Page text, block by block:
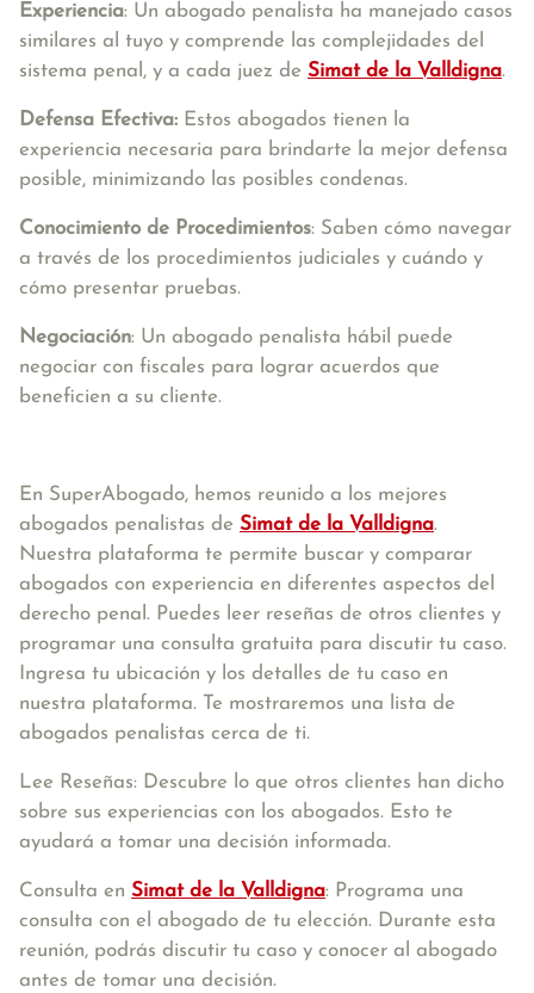
Experiencia: Un abogado penalista ha manejado casos
similares al tuyo y comprende las complejidades del
sistema penal, y a cada juez de Simat de la Valldigna.
Defensa Efectiva: Estos abogados tienen la
experiencia necesaria para brindarte la mejor defensa
posible, minimizando las posibles condenas.
Conocimiento de Procedimientos: Saben cómo navegar
a través de los procedimientos judiciales y cuándo y
cómo presentar pruebas.
Negociación: Un abogado penalista hábil puede
negociar con fiscales para lograr acuerdos que
beneficien a su cliente.
En SuperAbogado, hemos reunido a los mejores
abogados penalistas de Simat de la Valldigna.
Nuestra plataforma te permite buscar y comparar
abogados con experiencia en diferentes aspectos del
derecho penal. Puedes leer reseñas de otros clientes y
programar una consulta gratuita para discutir tu caso.
Ingresa tu ubicación y los detalles de tu caso en
nuestra plataforma. Te mostraremos una lista de
abogados penalistas cerca de ti.
Lee Reseñas: Descubre lo que otros clientes han dicho
sobre sus experiencias con los abogados. Esto te
ayudará a tomar una decisión informada.
Consulta en Simat de la Valldigna: Programa una
consulta con el abogado de tu elección. Durante esta
reunión, podrás discutir tu caso y conocer al abogado
antes de tomar una decisión.